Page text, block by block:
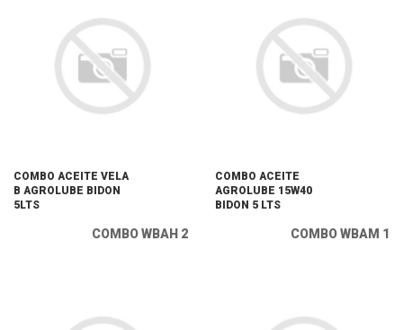
COMBO ACEITE VELA
B AGROLUBE BIDON
5LTS
COMBO WBAH 2
COMBO ACEITE
AGROLUBE 15W40
BIDON 5 LTS
COMBO WBAM 1